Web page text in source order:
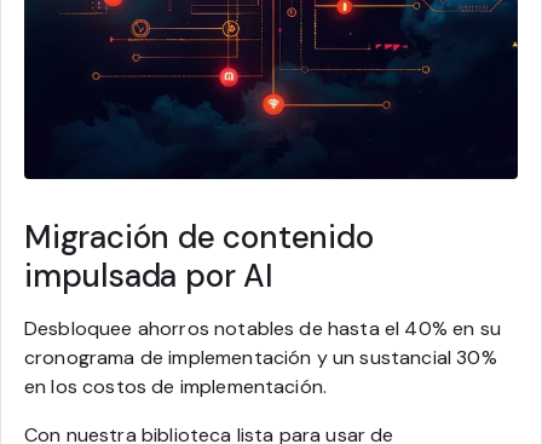
Migración de contenido
impulsada por AI
Desbloquee ahorros notables de hasta el 40% en su
cronograma de implementación y un sustancial 30%
en los costos de implementación.
Con nuestra biblioteca lista para usar de